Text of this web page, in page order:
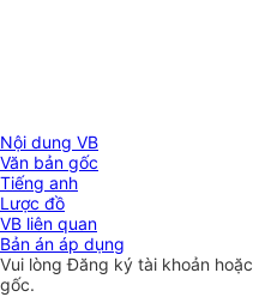
Nội dung VB
Văn bản gốc
Tiếng anh
Lược đồ
VB liên quan
Bản án áp dụng
Vui lòngĐăng ký tài khoản hoặc
gốc.